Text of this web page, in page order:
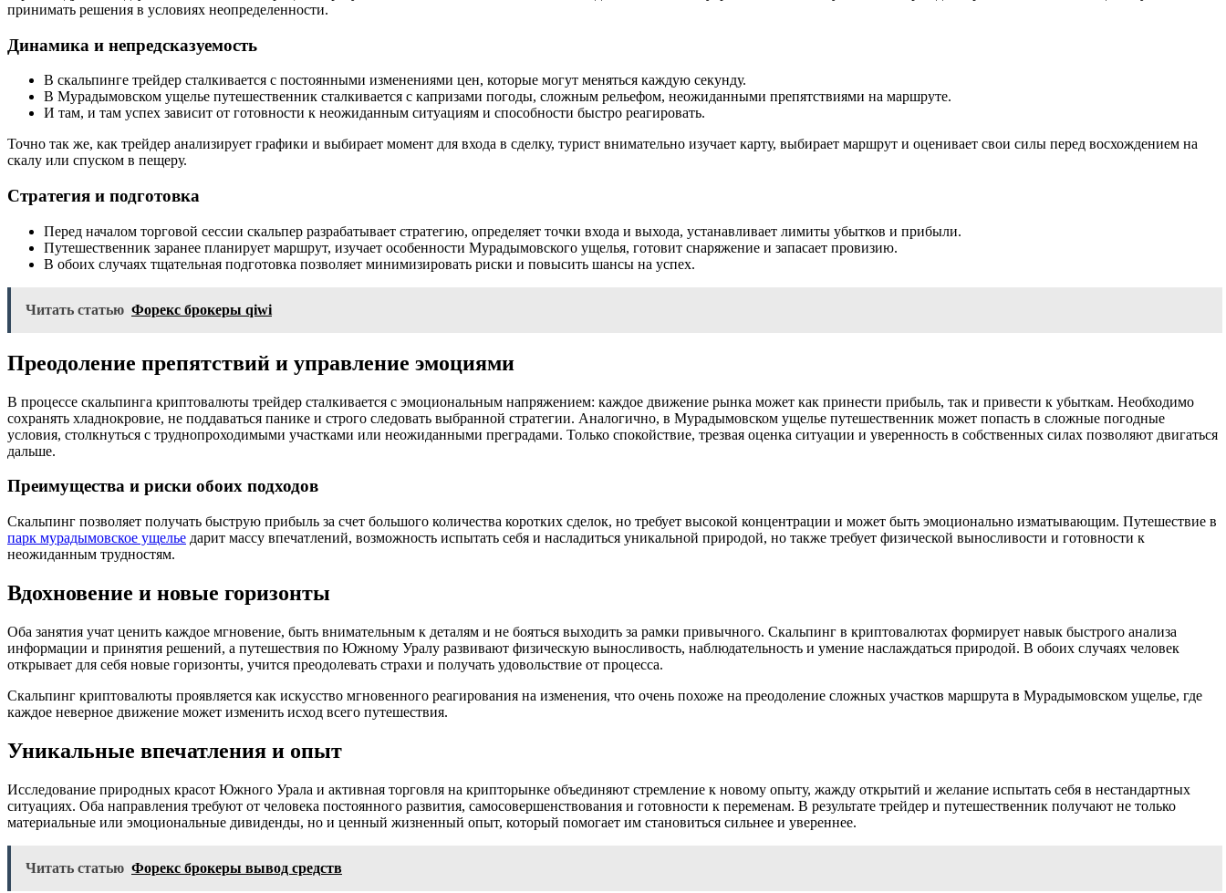
принимать решения в условиях неопределенности.
Динамика и непредсказуемость
В скальпинге трейдер сталкивается с постоянными изменениями цен, которые могут меняться каждую секунду.
В Мурадымовском ущелье путешественник сталкивается с капризами погоды, сложным рельефом, неожиданными препятствиями на маршруте.
И там, и там успех зависит от готовности к неожиданным ситуациям и способности быстро реагировать.
Точно так же, как трейдер анализирует графики и выбирает момент для входа в сделку, турист внимательно изучает карту, выбирает маршрут и оценивает свои силы перед восхождением на
скалу или спуском в пещеру.
Стратегия и подготовка
Перед началом торговой сессии скальпер разрабатывает стратегию, определяет точки входа и выхода, устанавливает лимиты убытков и прибыли.
Путешественник заранее планирует маршрут, изучает особенности Мурадымовского ущелья, готовит снаряжение и запасает провизию.
В обоих случаях тщательная подготовка позволяет минимизировать риски и повысить шансы на успех.
Читать статью Форекс брокеры qiwi
Преодоление препятствий и управление эмоциями
В процессе скальпинга криптовалюты трейдер сталкивается с эмоциональным напряжением: каждое движение рынка может как принести прибыль, так и привести к убыткам. Необходимо
сохранять хладнокровие, не поддаваться панике и строго следовать выбранной стратегии. Аналогично, в Мурадымовском ущелье путешественник может попасть в сложные погодные
условия, столкнуться с труднопроходимыми участками или неожиданными преградами. Только спокойствие, трезвая оценка ситуации и уверенность в собственных силах позволяют двигаться
дальше.
Преимущества и риски обоих подходов
Скальпинг позволяет получать быструю прибыль за счет большого количества коротких сделок, но требует высокой концентрации и может быть эмоционально изматывающим. Путешествие в
парк мурадымовское ущелье дарит массу впечатлений, возможность испытать себя и насладиться уникальной природой, но также требует физической выносливости и готовности к
неожиданным трудностям.
Вдохновение и новые горизонты
Оба занятия учат ценить каждое мгновение, быть внимательным к деталям и не бояться выходить за рамки привычного. Скальпинг в криптовалютах формирует навык быстрого анализа
информации и принятия решений, а путешествия по Южному Уралу развивают физическую выносливость, наблюдательность и умение наслаждаться природой. В обоих случаях человек
открывает для себя новые горизонты, учится преодолевать страхи и получать удовольствие от процесса.
Скальпинг криптовалюты проявляется как искусство мгновенного реагирования на изменения, что очень похоже на преодоление сложных участков маршрута в Мурадымовском ущелье, где
каждое неверное движение может изменить исход всего путешествия.
Уникальные впечатления и опыт
Исследование природных красот Южного Урала и активная торговля на крипторынке объединяют стремление к новому опыту, жажду открытий и желание испытать себя в нестандартных
ситуациях. Оба направления требуют от человека постоянного развития, самосовершенствования и готовности к переменам. В результате трейдер и путешественник получают не только
материальные или эмоциональные дивиденды, но и ценный жизненный опыт, который помогает им становиться сильнее и увереннее.
Читать статью Форекс брокеры вывод средств